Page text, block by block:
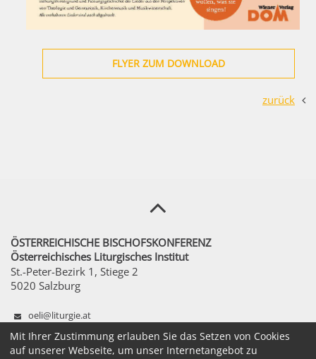
FLYER ZUM DOWNLOAD
zurück
ÖSTERREICHISCHE BISCHOFSKONFERENZ
Österreichisches Liturgisches Institut
St.-Peter-Bezirk 1, Stiege 2
5020 Salzburg
oeli@liturgie.at
+43 1 51611 - 1250
Mo – Fr 8:00 – 12:00 Uhr
Mit Ihrer Zustimmung erlauben Sie das Setzen von Cookies
auf unserer Webseite, um unser Internetangebot zu